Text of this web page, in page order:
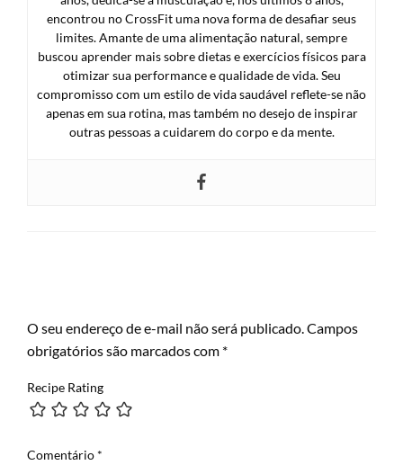
encontrou no CrossFit uma nova forma de desafiar seus
limites. Amante de uma alimentação natural, sempre
buscou aprender mais sobre dietas e exercícios físicos para
otimizar sua performance e qualidade de vida. Seu
compromisso com um estilo de vida saudável reflete-se não
apenas em sua rotina, mas também no desejo de inspirar
outras pessoas a cuidarem do corpo e da mente.
O seu endereço de e-mail não será publicado.Campos
obrigatórios são marcados com *
Recipe Rating
Comentário *